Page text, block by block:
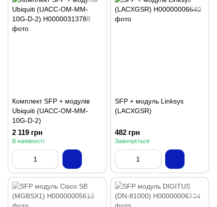
Комплект SFP + модулів
Ubiquiti (UACC-OM-MM-
10G-D-2)
2 119 грн
В наявності
SFP + модуль Linksys
(LACXGSR)
482 грн
Закінчується